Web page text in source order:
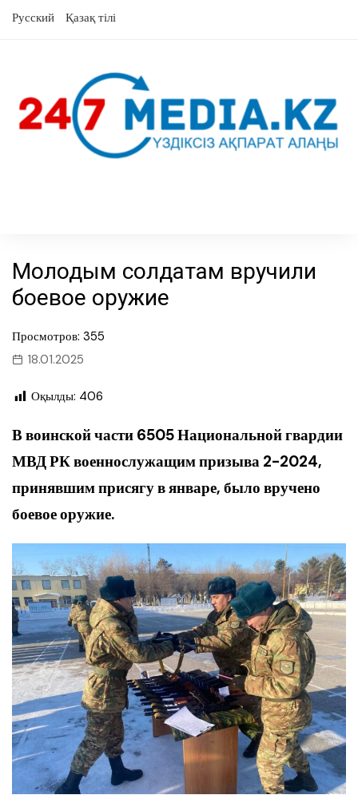
Русский Қазақ тілі
Молодым солдатам вручили
боевое оружие
Просмотров: 355
18.01.2025
Оқылды: 406
В воинской части 6505 Национальной гвардии
МВД РК военнослужащим призыва 2-2024,
принявшим присягу в январе, было вручено
боевое оружие.